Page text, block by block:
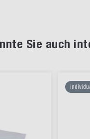
Sie auch